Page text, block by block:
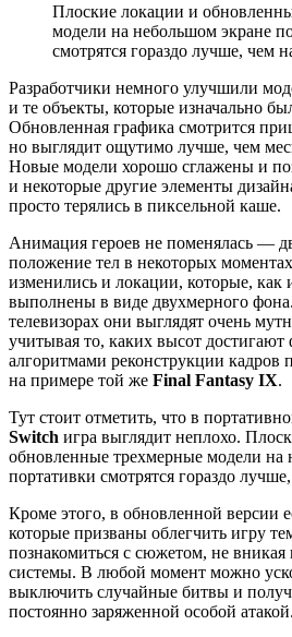
Плоские локации и
модели на небольшом экране
смотрятся гораздо лучше, чем
Разработчики немного улучшили
и те объекты, которые изначально
Обновленная графика смотрится
но выглядит ощутимо лучше, чем
Новые модели хорошо сглажены и
и некоторые другие элементы
просто терялись в пиксельной каше.
Анимация героев не поменялась —
положение тел в некоторых
изменились и локации, которые, как
выполнены в виде двухмерного
телевизорах они выглядят очень
учитывая то, каких высот достигают
алгоритмами реконструкции кадров
на примере той же Final Fantasy IX.
Тут стоит отметить, что в
Switch игра выглядит неплохо.
обновленные трехмерные модели на
портативки смотрятся гораздо
Кроме этого, в обновленной версии
которые призваны облегчить игру
познакомиться с сюжетом, не вникая
системы. В любой момент можно
выключить случайные битвы и
постоянно заряженной особой атакой.